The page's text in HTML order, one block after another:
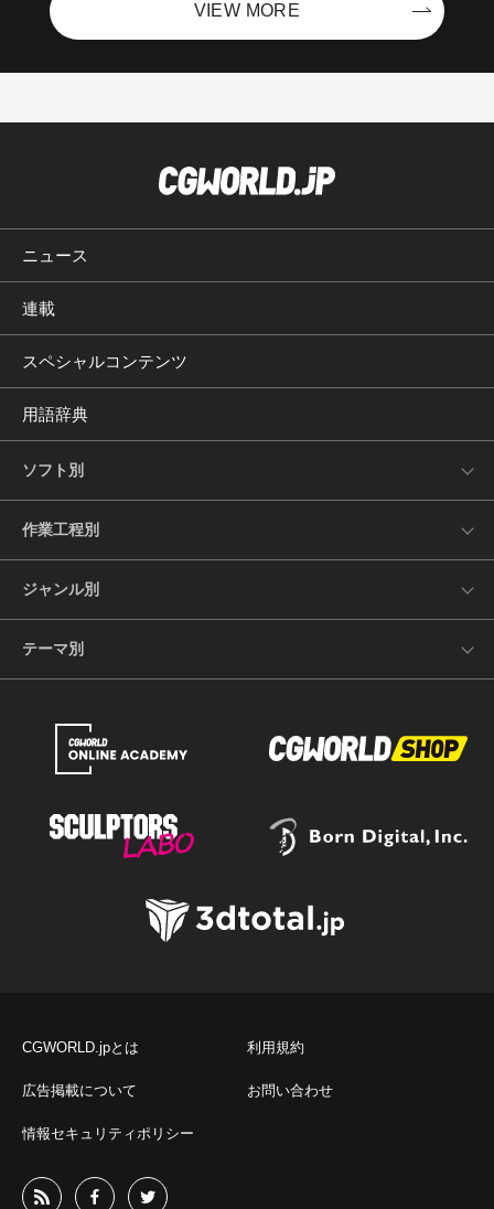
VIEW MORE
ニュース
連載
スペシャルコンテンツ
用語辞典
ソフト別
作業工程別
ジャンル別
テーマ別
CGWORLD.jpとは 利用規約
広告掲載について お問い合わせ
情報セキュリティポリシー